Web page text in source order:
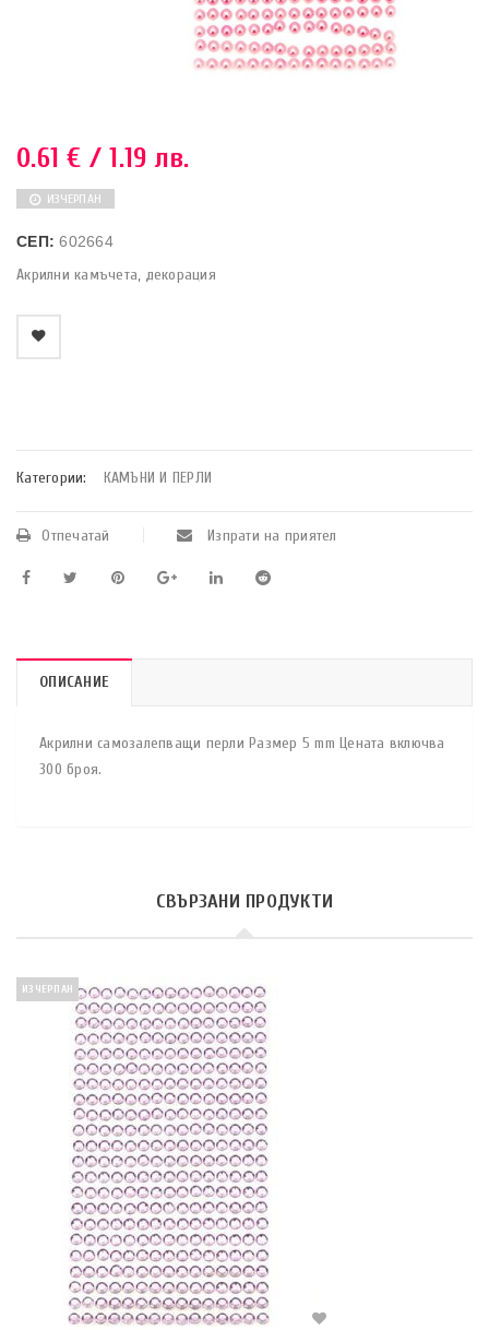
0.61€ / 1.19 лв.
ИЗЧЕРПАН
СЕП:602664
Акрилни камъчета, декорация
Категории: КАМЪНИ И ПЕРЛИ
Отпечатай Изпрати на приятел
ОПИСАНИЕ
Акрилни самозалепващи перли Размер 5 mm Цената включва
300 броя.
СВЪРЗАНИ ПРОДУКТИ
ИЗЧЕРПАН